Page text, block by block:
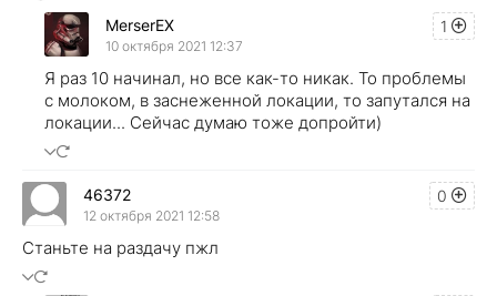
1
MerserEX
10 октября 2021 12:37
Я раз 10 начинал, но все как-то никак. То проблемы
с молоком, в заснеженной локации, то запутался на
локации... Сейчас думаю тоже допройти)
0
46372
12 октября 2021 12:58
Станьте на раздачу пжл